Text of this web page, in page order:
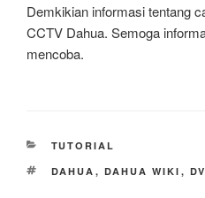
Demkikian informasi tentang
CCTV Dahua. Semoga
mencoba.
CATEGORIES
TUTORIAL
TAGS
DAHUA , DAHUA WIKI ,